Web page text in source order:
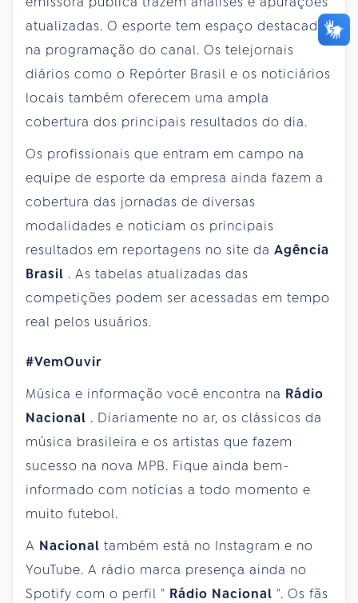
atualizadas. O esporte tem espaço destacado
na programação do canal. Os telejornais
diários como o Repórter Brasil e os noticiários
locais também oferecem uma ampla
cobertura dos principais resultados do dia.
Os profissionais que entram em campo na
equipe de esporte da empresa ainda fazem a
cobertura das jornadas de diversas
modalidades e noticiam os principais
resultados em reportagens no site da Agência
Brasil . As tabelas atualizadas das
competições podem ser acessadas em tempo
real pelos usuários.
#VemOuvir
Música e informação você encontra na Rádio
Nacional . Diariamente no ar, os clássicos da
música brasileira e os artistas que fazem
sucesso na nova MPB. Fique ainda bem-
informado com notícias a todo momento e
muito futebol.
A Nacional também está no Instagram e no
YouTube. A rádio marca presença ainda no
Spotify com o perfil " Rádio Nacional ". Os fãs